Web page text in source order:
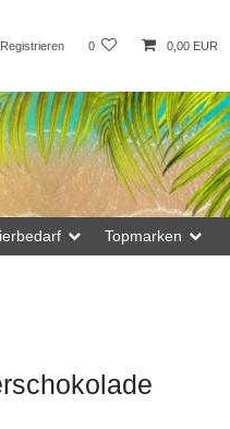
Registrieren 0 0,00 EUR
Topmarken